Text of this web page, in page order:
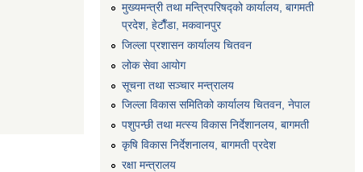
मुख्यमन्त्री तथा मन्त्रिपरिषद्को कार्यालय, बागमती
प्रदेश, हेटाैँडा, मकवानपुर
जिल्ला प्रशासन कार्यालय चितवन
लोक सेवा आयोग
सूचना तथा सञ्चार मन्त्रालय
जिल्ला विकास समितिको कार्यालय चितवन, नेपाल
पशुपन्छी तथा मत्स्य विकास निर्देशानलय, बागमती
कृषि विकास निर्देशनालय, बागमती प्रदेश
रक्षा मन्त्रालय